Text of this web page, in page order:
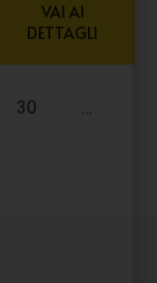
VAI AI
DETTAGLI
30
…